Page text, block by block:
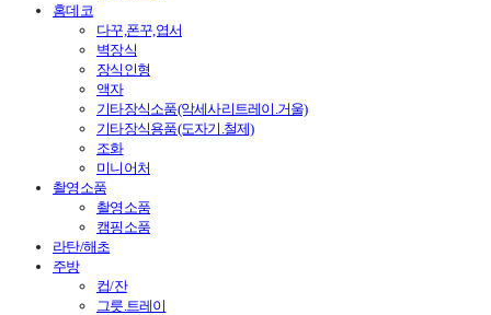
홈데코
다꾸,폰꾸,엽서
벽장식
장식인형
액자
기타장식소품(악세사리트레이.거울)
기타장식용품(도자기.철제)
조화
미니어처
촬영소품
촬영소품
캠핑소품
라탄/해초
주방
컵/잔
그릇.트레이